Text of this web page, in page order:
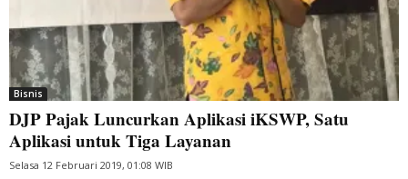
Bisnis
DJP Pajak Luncurkan Aplikasi iKSWP, Satu
Aplikasi untuk Tiga Layanan
Selasa 12 Februari 2019, 01:08 WIB